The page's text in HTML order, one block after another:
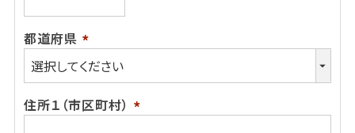
須)
都道府県
(必
須)
住所１（市区町村）